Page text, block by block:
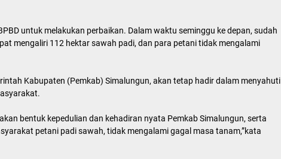
untuk melakukan perbaikan. Dalam waktu seminggu ke depan, sudah
mengaliri 112 hektar sawah padi, dan para petani tidak mengalami
Kabupaten (Pemkab) Simalungun, akan tetap hadir dalam menyahuti
bentuk kepedulian dan kehadiran nyata Pemkab Simalungun, serta
petani padi sawah, tidak mengalami gagal masa tanam,”kata